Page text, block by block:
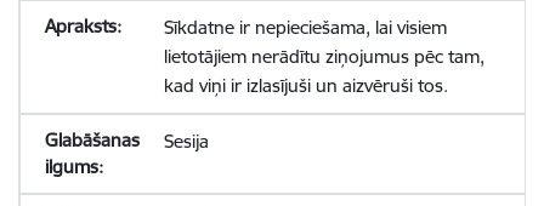
Sīkdatne ir nepieciešama, lai visiem
lietotājiem nerādītu ziņojumus pēc tam,
kad viņi ir izlasījuši un aizvēruši tos.
Sesija